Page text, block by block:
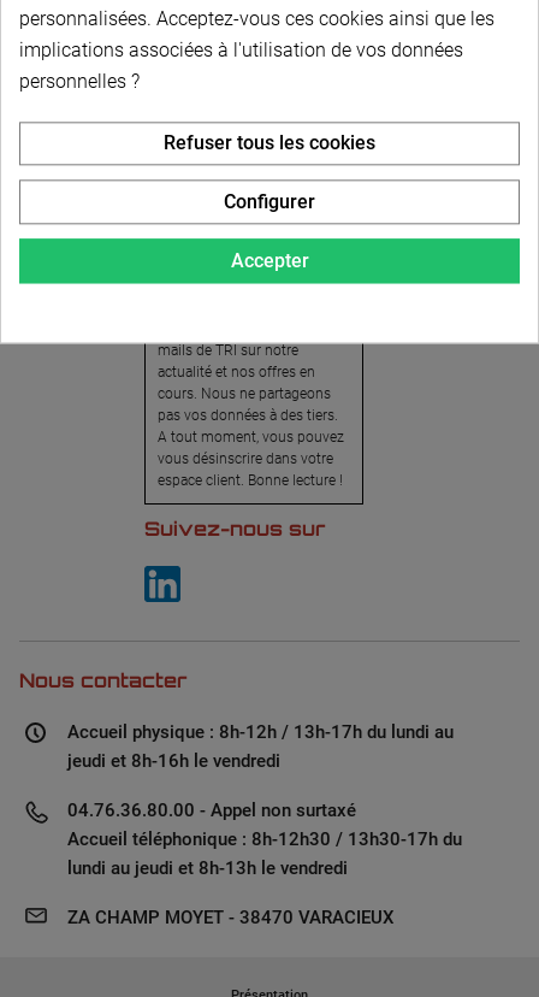
Newsletter
Pour recevoir notre
newsletter, nous vous
invitons à créer votre espace
client (cliquez sur « Compte »
en haut à droite de la page) et
cliquer sur « oui » pour vous
mails de TRI sur notre
actualité et nos offres en
cours. Nous ne partageons
pas vos données à des tiers.
A tout moment, vous pouvez
vous désinscrire dans votre
espace client. Bonne lecture !
Suivez-nous sur
Nous contacter
Accueil physique : 8h-12h / 13h-17h du lundi au
jeudi et 8h-16h le vendredi
04.76.36.80.00 - Appel non surtaxé
Accueil téléphonique : 8h-12h30 / 13h30-17h du
lundi au jeudi et 8h-13h le vendredi
ZA CHAMP MOYET - 38470 VARACIEUX
personnalisées. Acceptez-vous ces cookies ainsi que les
implications associées à l'utilisation de vos données
personnelles ?
Accepter
Refuser tous les cookies
Configurer